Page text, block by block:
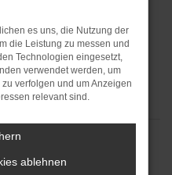
es uns, die Nutzung der
die Leistung zu messen und
Technologien eingesetzt,
verwendet werden, um
verfolgen und um Anzeigen
relevant sind.
ablehnen